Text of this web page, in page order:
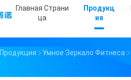
Главная Страни
Ца
Продукц
Ия
Продукция Умное Зеркало Фитнеса